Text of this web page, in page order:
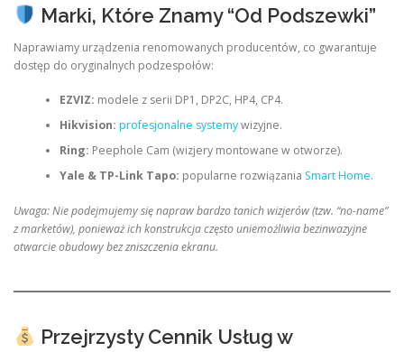
Marki, Które Znamy “Od Podszewki”
Naprawiamy urządzenia renomowanych producentów, co gwarantuje
dostęp do oryginalnych podzespołów:
EZVIZ: modele z serii DP1, DP2C, HP4, CP4.
Hikvision: profesjonalne systemywizyjne.
Ring: Peephole Cam (wizjery montowane w otworze).
Yale & TP-Link Tapo: popularne rozwiązania Smart Home.
Uwaga: Nie podejmujemy się napraw bardzo tanich wizjerów (tzw. “no-name”
z marketów), ponieważ ich konstrukcja często uniemożliwia bezinwazyjne
otwarcie obudowy bez zniszczenia ekranu.
Przejrzysty Cennik Usług w